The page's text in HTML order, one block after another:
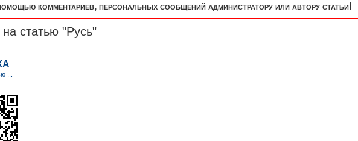
комментариев, персональных сообщений администратору или автору статьи!
статью "Русь"